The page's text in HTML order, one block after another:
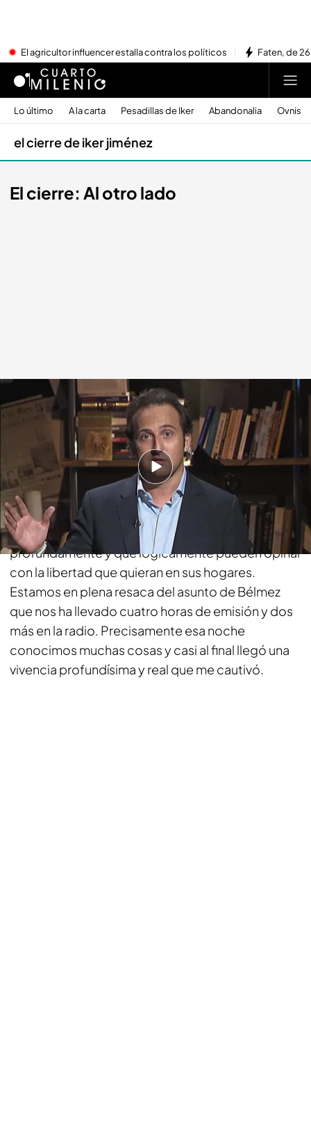
El agricultor influencer estalla contra los políticos Faten, de
Lo último A la carta Pesadillas de Iker Abandonalia Ovnis
el cierre de iker jiménez
El cierre: Al otro lado
Cuatro.com
22 SEP 2014 - 01:15h.
Compartir
Quiero contarles esta noche una experiencia
personal, un relato que me ha impactado
profundamente y que lógicamente pueden opinar
con la libertad que quieran en sus hogares.
Estamos en plena resaca del asunto de Bélmez
que nos ha llevado cuatro horas de emisión y dos
más en la radio. Precisamente esa noche
conocimos muchas cosas y casi al final llegó una
vivencia profundísima y real que me cautivó.